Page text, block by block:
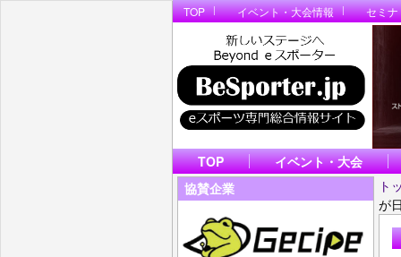
TOP イベント・大会情報 セミ
TOP
イベント・大会
協賛企業
ト
が